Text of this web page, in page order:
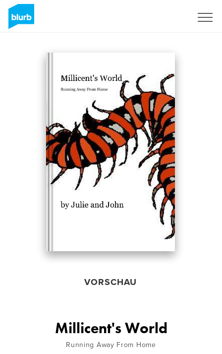
VORSCHAU
Millicent's World
Running Away From Home